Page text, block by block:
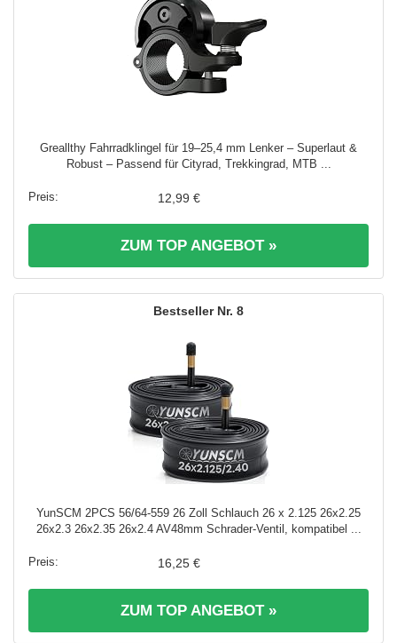
Greallthy Fahrradklingel für 19–25,4 mm Lenker – Superlaut &
Robust – Passend für Cityrad, Trekkingrad, MTB ...
12,99 €
ZUM TOP ANGEBOT »
8
YunSCM 2PCS 56/64-559 26 Zoll Schlauch 26 x 2.125 26x2.25
26x2.3 26x2.35 26x2.4 AV48mm Schrader-Ventil, kompatibel ...
16,25 €
ZUM TOP ANGEBOT »